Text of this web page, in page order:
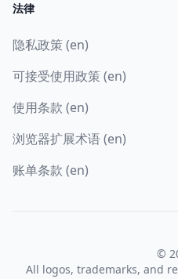
法律
隐私政策 (en)
可接受使用政策 (en)
使用条款 (en)
浏览器扩展术语 (en)
账单条款 (en)
©
All logos, trademarks, and